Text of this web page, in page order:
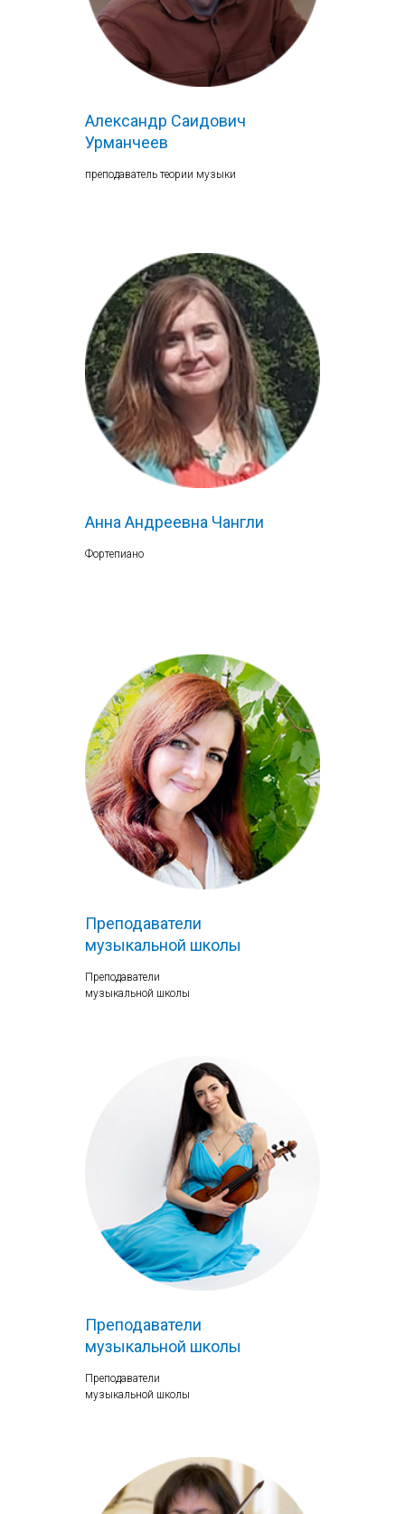
Александр Саидович
Урманчеев
преподаватель теории музыки
Анна Андреевна Чангли
Фортепиано
Преподаватели
музыкальной школы
Преподаватели
музыкальной школы
Преподаватели
музыкальной школы
Преподаватели
музыкальной школы